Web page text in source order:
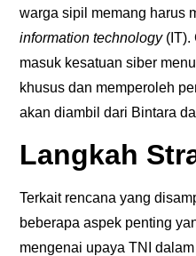
warga sipil memang harus
information technology(IT).
masuk kesatuan siber
khusus dan memperoleh
akan diambil dari Bintara
Langkah
Terkait rencana yang
beberapa aspek penting
mengenai upaya TNI